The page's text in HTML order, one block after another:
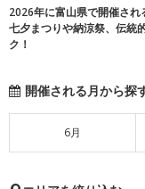
2026年に富山県で開催され
七夕まつりや納涼祭、伝統
ク！
開催される月から探
6月